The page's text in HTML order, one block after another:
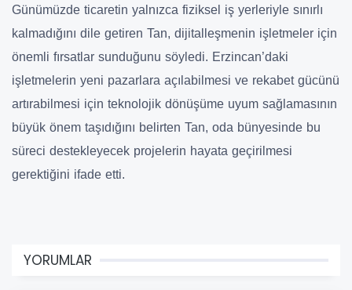
Günümüzde ticaretin yalnızca fiziksel iş yerleriyle sınırlı
kalmadığını dile getiren Tan, dijitalleşmenin işletmeler için
önemli fırsatlar sunduğunu söyledi. Erzincan’daki
işletmelerin yeni pazarlara açılabilmesi ve rekabet gücünü
artırabilmesi için teknolojik dönüşüme uyum sağlamasının
büyük önem taşıdığını belirten Tan, oda bünyesinde bu
süreci destekleyecek projelerin hayata geçirilmesi
gerektiğini ifade etti.
YORUMLAR